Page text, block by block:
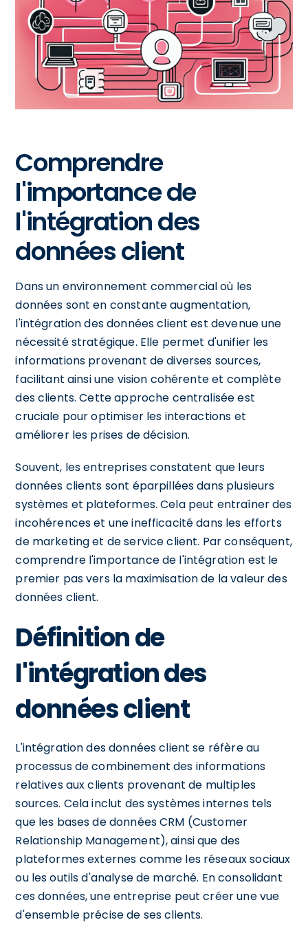
Comprendre
l'importance de
l'intégration des
données client
Dans un environnement commercial où les
données sont en constante augmentation,
l'intégration des données client est devenue une
nécessité stratégique. Elle permet d'unifier les
informations provenant de diverses sources,
facilitant ainsi une vision cohérente et complète
des clients. Cette approche centralisée est
cruciale pour optimiser les interactions et
améliorer les prises de décision.
Souvent, les entreprises constatent que leurs
données clients sont éparpillées dans plusieurs
systèmes et plateformes. Cela peut entraîner des
incohérences et une inefficacité dans les efforts
de marketing et de service client. Par conséquent,
comprendre l'importance de l'intégration est le
premier pas vers la maximisation de la valeur des
données client.
Définition de
l'intégration des
données client
L'intégration des données client se réfère au
processus de combinement des informations
relatives aux clients provenant de multiples
sources. Cela inclut des systèmes internes tels
que les bases de données CRM (Customer
Relationship Management), ainsi que des
plateformes externes comme les réseaux sociaux
ou les outils d'analyse de marché. En consolidant
ces données, une entreprise peut créer une vue
d'ensemble précise de ses clients.